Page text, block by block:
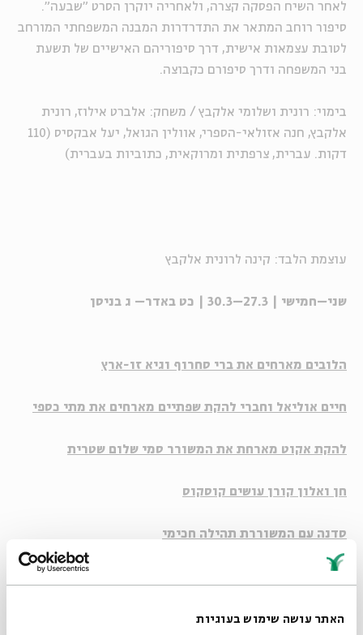
האתר עושה שימוש בעוגיות
לאחר השיח הפסקה קצרה, ולאחריה יוקרן הסרט "שבעה".
סיפור רוחב המתאר את התדרדרות המבנה המשפחתי המורחב
לטובת עצמאות אישית, דרך סיפוריהם האישיים של תשעת
בני המשפחה ודרך סיפורם כקבוצה.
בימוי: רונית ושלומי אלקבץ / משחק: אלברט אילוז, רונית
אלקבץ, חנה אזולאי-הספרי, אוולין הגואל, יעל אבקסיס (110
דקות. עברית, צרפתית ומרוקאית, כתוביות בעברית)
עוצמת הלבד: קינה לרונית אלקבץ
שני–חמישי | 27.3–30.3 | כט באדר– ג בניסן
הלובים מארחים את ברי סחרוף וגיא זו-ארץ
חיים אוליאל וחברי להקת שפתיים מארחים את מתי כספי
להקת אקוט מארחת את המשורר סמי שלום שטרית
חן ואלון קורן עושים קוסקוס
סדנה עם המשוררת תהילה חכימי
מחווה לז'קלין כהנוב